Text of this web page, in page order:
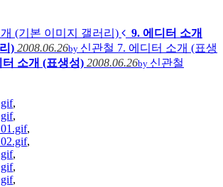
(기본 이미지 갤러리)
9. 에디터 소개
) 2008.06.26by 신관철 7. 에디터 소개 (표생
터 소개 (표생성) 2008.06.26by 신관철
,
,
,
,
,
,
,